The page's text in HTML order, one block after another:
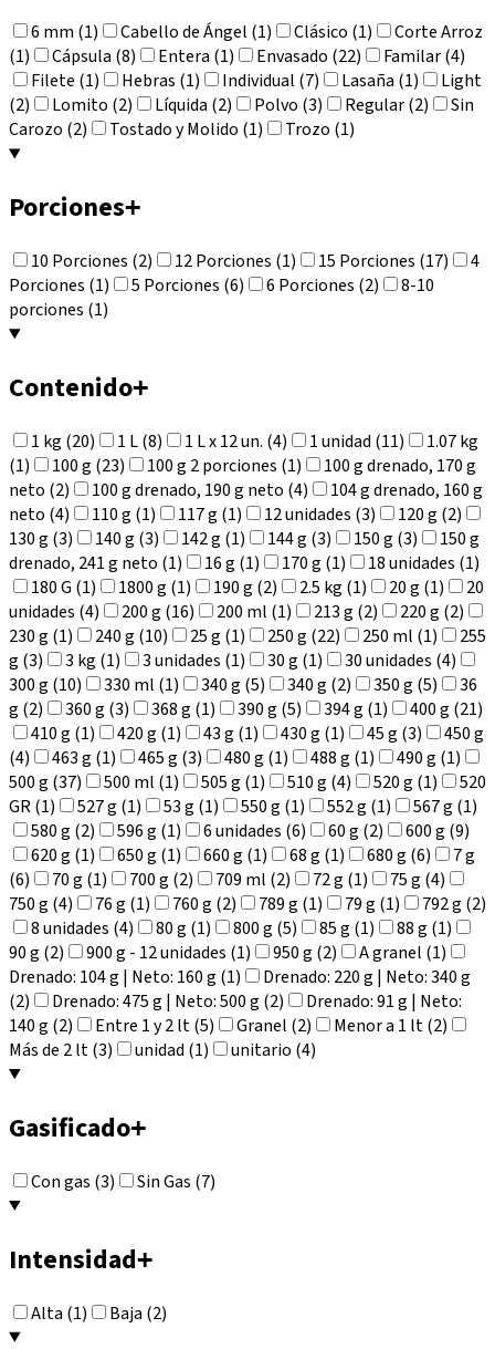
6 mm (1) Cabello de Ángel (1) Clásico (1)
Corte Arroz
(1)
Cápsula (8) Entera (1) Envasado (22)
Familar (4)
Filete (1)
Hebras (1) Individual (7) Lasaña (1)
Light
(2)
Lomito (2) Líquida (2) Polvo (3) Regular (2)
Sin
Carozo (2)
Tostado y Molido (1) Trozo (1)
Porciones+
10 Porciones (2) 12 Porciones (1) 15 Porciones (17)
4
Porciones (1)
5 Porciones (6) 6 Porciones (2)
8-10
porciones (1)
Contenido+
1 kg (20) 1 L (8) 1 L x 12 un. (4) 1 unidad (11)
1.07 kg
(1)
100 g (23) 100 g 2 porciones (1)
100 g drenado, 170 g
neto (2)
100 g drenado, 190 g neto (4)
104 g drenado, 160 g
neto (4)
110 g (1) 117 g (1) 12 unidades (3)
120 g (2)
130 g (3)
140 g (3) 142 g (1) 144 g (3) 150 g (3)
150 g
drenado, 241 g neto (1)
16 g (1) 170 g (1)
18 unidades (1)
180 G (1)
1800 g (1) 190 g (2) 2.5 kg (1) 20 g (1)
20
unidades (4)
200 g (16) 200 ml (1) 213 g (2)
220 g (2)
230 g (1)
240 g (10) 25 g (1) 250 g (22) 250 ml (1)
255
g (3)
3 kg (1) 3 unidades (1) 30 g (1)
30 unidades (4)
300 g (10)
330 ml (1) 340 g (5) 340 g (2) 350 g (5)
36
g (2)
360 g (3) 368 g (1) 390 g (5) 394 g (1)
400 g (21)
410 g (1)
420 g (1) 43 g (1) 430 g (1) 45 g (3)
450 g
(4)
463 g (1) 465 g (3) 480 g (1) 488 g (1)
490 g (1)
500 g (37)
500 ml (1) 505 g (1) 510 g (4) 520 g (1)
520
GR (1)
527 g (1) 53 g (1) 550 g (1) 552 g (1)
567 g (1)
580 g (2)
596 g (1) 6 unidades (6) 60 g (2)
600 g (9)
620 g (1)
650 g (1) 660 g (1) 68 g (1) 680 g (6)
7 g
(6)
70 g (1) 700 g (2) 709 ml (2) 72 g (1)
75 g (4)
750 g (4)
76 g (1) 760 g (2) 789 g (1) 79 g (1)
792 g (2)
8 unidades (4)
80 g (1) 800 g (5) 85 g (1)
88 g (1)
90 g (2)
900 g - 12 unidades (1) 950 g (2)
A granel (1)
Drenado: 104 g | Neto: 160 g (1)
Drenado: 220 g | Neto: 340 g
(2)
Drenado: 475 g | Neto: 500 g (2)
Drenado: 91 g | Neto:
140 g (2)
Entre 1 y 2 lt (5) Granel (2)
Menor a 1 lt (2)
Más de 2 lt (3)
unidad (1) unitario (4)
Gasificado+
Con gas (3) Sin Gas (7)
Intensidad+
Alta (1) Baja (2)